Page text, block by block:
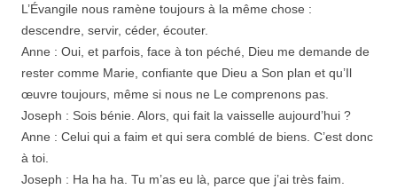
L’Évangile nous ramène toujours à la même chose :
descendre, servir, céder, écouter.
Anne : Oui, et parfois, face à ton péché, Dieu me demande de
rester comme Marie, confiante que Dieu a Son plan et qu’Il
œuvre toujours, même si nous ne Le comprenons pas.
Joseph : Sois bénie. Alors, qui fait la vaisselle aujourd’hui ?
Anne : Celui qui a faim et qui sera comblé de biens. C’est donc
à toi.
Joseph : Ha ha ha. Tu m’as eu là, parce que j’ai très faim.